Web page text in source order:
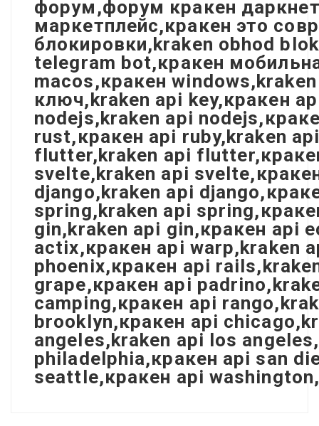
форум,форум кракен
маркетплейс,кракен это
блокировки,kraken obhod
telegram bot,кракен
macos,кракен
ключ,kraken api key,кракен
nodejs,kraken api
rust,кракен api ruby,kraken
flutter,kraken api
svelte,kraken api
django,kraken api
spring,kraken api
gin,kraken api gin,кракен api
actix,кракен api warp,kraken
phoenix,кракен api
grape,кракен api
camping,кракен api
brooklyn,кракен api
angeles,kraken api los
philadelphia,кракен api san
seattle,кракен api